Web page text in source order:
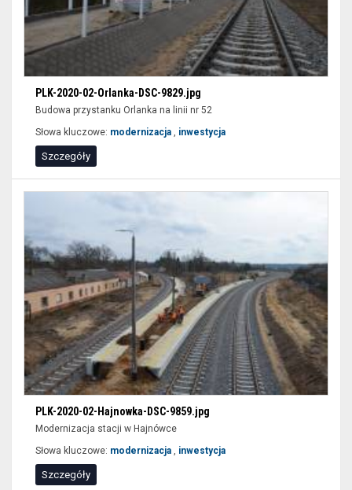
czytników
ekranu
(sekcja
lokalizacja).
wyświetlić
zawężone
wyniki
wyszukiwania
można
niektóre
pozycje
formularzy
wybrać
przycisk
filtruj.
PLK-2020-02-Orlanka-DSC-9829.jpg
Budowa przystanku Orlanka na linii nr 52
Słowa kluczowe: modernizacja , inwestycja
Szczegóły
PLK-2020-02-Hajnowka-DSC-9859.jpg
Modernizacja stacji w Hajnówce
Słowa kluczowe: modernizacja inwestycja
Szczegóły